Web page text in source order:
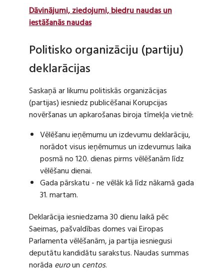
Dāvinājumi, ziedojumi, biedru naudas un
iestāšanās naudas
Politisko organizāciju (partiju)
deklarācijas
Saskaņā ar likumu politiskās organizācijas
(partijas) iesniedz publicēšanai Korupcijas
novēršanas un apkarošanas biroja tīmekļa vietnē:
Vēlēšanu ieņēmumu un izdevumu deklarāciju,
norādot visus ieņēmumus un izdevumus laika
posmā no 120. dienas pirms vēlēšanām līdz
vēlēšanu dienai.
Gada pārskatu - ne vēlāk kā līdz nākamā gada
31. martam.
Deklarācija iesniedzama 30 dienu laikā pēc
Saeimas, pašvaldības domes vai Eiropas
Parlamenta vēlēšanām, ja partija iesniegusi
deputātu kandidātu sarakstus. Naudas summas
norāda euroun centos.